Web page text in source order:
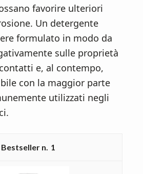
favorire ulteriori
Un detergente
formulato in modo da
sulle proprietà
e, al contempo,
con la maggior parte
utilizzati negli
1